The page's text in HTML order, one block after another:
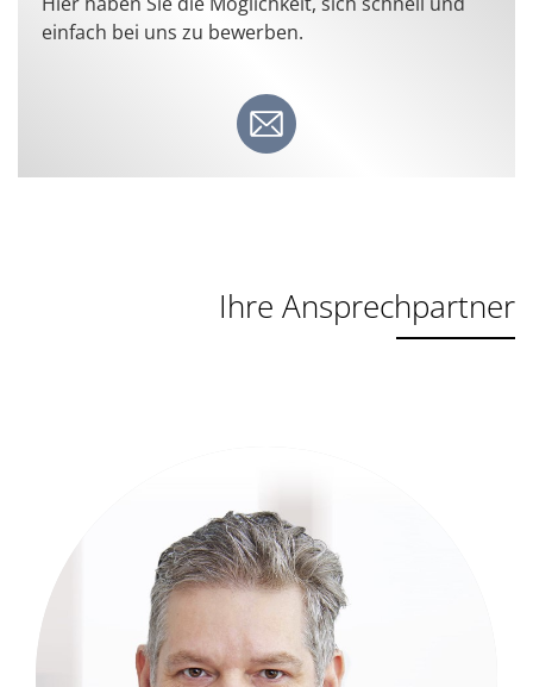
einfach bei uns zu bewerben.
Ihre Ansprechpartner